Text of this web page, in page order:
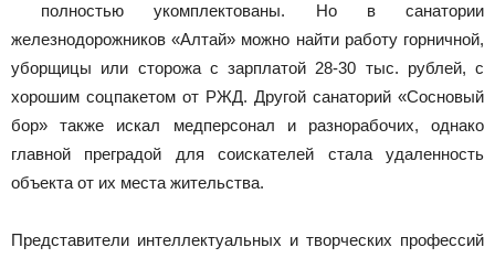
полностью укомплектованы. Но в санатории
железнодорожников «Алтай» можно найти работу горничной,
уборщицы или сторожа с зарплатой 28-30 тыс. рублей, с
хорошим соцпакетом от РЖД. Другой санаторий «Сосновый
бор» также искал медперсонал и разнорабочих, однако
главной преградой для соискателей стала удаленность
объекта от их места жительства.
Представители интеллектуальных и творческих профессий